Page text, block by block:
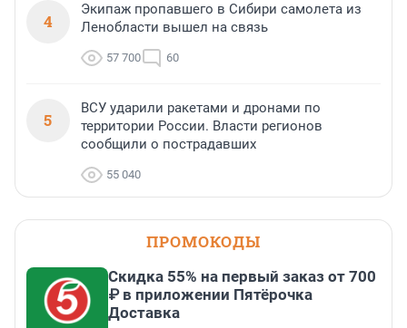
4
Экипаж пропавшего в Сибири самолета из
Ленобласти вышел на связь
57 700 60
5
ВСУ ударили ракетами и дронами по
территории России. Власти регионов
сообщили о пострадавших
55 040
ПРОМОКОДЫ
Скидка 55% на первый заказ от 700
₽ в приложении Пятёрочка
Доставка